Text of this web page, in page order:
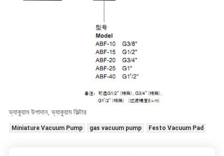
ভ্যাকুয়াম উপাদান, ভ্যাকুয়াম ফিল্টার
Miniature Vacuum Pump gas vacuum pump Festo Vacuum Pad